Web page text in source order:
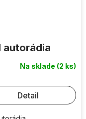
autorádia
Na sklade (2 ks)
Detail